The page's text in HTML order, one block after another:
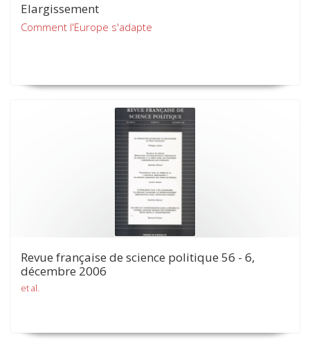
Elargissement
Comment l'Europe s'adapte
Revue française de science politique 56 - 6,
décembre 2006
et al.